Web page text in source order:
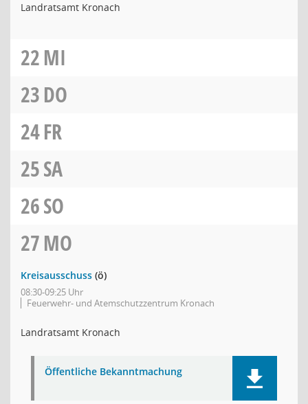
Landratsamt Kronach
22MI
23DO
24FR
25SA
26SO
27MO
Kreisausschuss (ö)
08:30-09:25 Uhr
Feuerwehr- und Atemschutzzentrum Kronach
Landratsamt Kronach
Öffentliche Bekanntmachung